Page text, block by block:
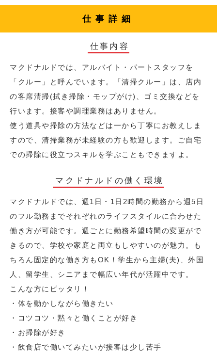
仕事詳細
仕事内容
マクドナルドでは、アルバイト・パートスタッフを
「クルー」と呼んでいます。「清掃クルー」は、店内
の客席清掃(拭き掃除・モップがけ)、ゴミ交換などを
行います。接客や調理業務はありません。
使う道具や掃除の方法などは一から丁寧にお教えしま
すので、清掃業務が未経験の方も歓迎します。ご自宅
での掃除に役立つスキルを学ぶこともできますよ。
マクドナルドの働く環境
マクドナルドでは、週1日・1日2時間の勤務から週5日
のフル勤務までそれぞれのライフスタイルに合わせた
働き方が可能です。週ごとに勤務希望時間の変更がで
きるので、学校や家庭と両立もしやすいのが魅力。も
ちろん固定的な働き方もOK！学生から主婦(夫)、外国
人、留学生、シニアまで幅広い年代が活躍中です。
こんな方にピッタリ！
・体を動かしながら働きたい
・コツコツ・黙々と働くことが好き
・お掃除が好き
・飲食店で働いてみたいが接客は少し苦手